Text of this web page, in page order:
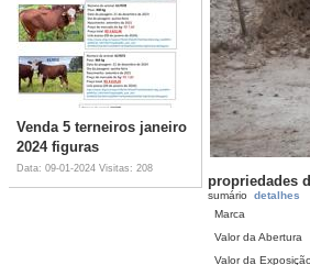
Venda 5 terneiros janeiro
2024 figuras
Data: 09-01-2024 Visitas: 208
propriedades
sumário detalhes
Marca
Valor da Abertura
Valor da